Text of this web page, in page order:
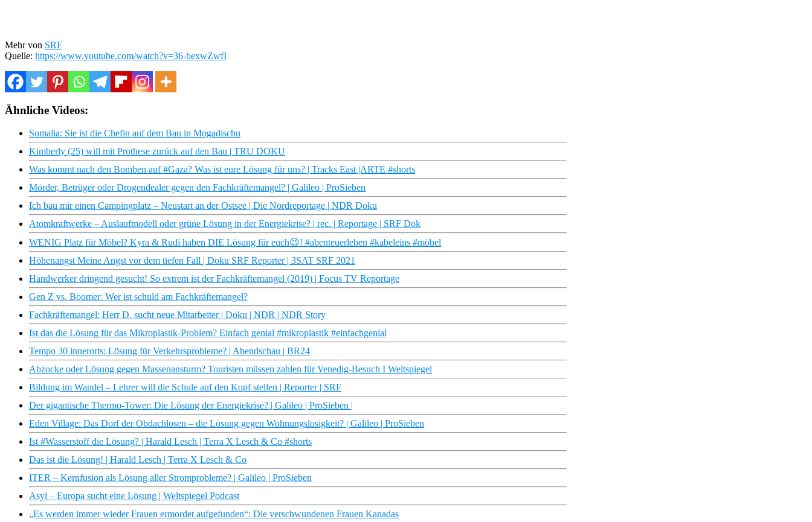
Mehr von SRF
Quelle: https://www.youtube.com/watch?v=36-bexwZwfI
Ähnliche Videos:
Somalia: Sie ist die Chefin auf dem Bau in Mogadischu
Kimberly (25) will mit Prothese zurück auf den Bau | TRU DOKU
Was kommt nach den Bomben auf #Gaza? Was ist eure Lösung für uns? | Tracks East |ARTE #shorts
Mörder, Betrüger oder Drogendealer gegen den Fachkräftemangel? | Galileo | ProSieben
Ich bau mir einen Campingplatz – Neustart an der Ostsee | Die Nordreportage | NDR Doku
Atomkraftwerke – Auslaufmodell oder grüne Lösung in der Energiekrise? | rec. | Reportage | SRF Dok
WENIG Platz für Möbel? Kyra & Rudi haben DIE Lösung für euch😉! #abenteuerleben #kabeleins #möbel
Höhenangst Meine Angst vor dem tiefen Fall | Doku SRF Reporter | 3SAT SRF 2021
Handwerker dringend gesucht! So extrem ist der Fachkräftemangel (2019) | Focus TV Reportage
Gen Z vs. Boomer: Wer ist schuld am Fachkräftemangel?
Fachkräftemangel: Herr D. sucht neue Mitarbeiter | Doku | NDR | NDR Story
Ist das die Lösung für das Mikroplastik-Problem? Einfach genial #mikroplastik #einfachgenial
Tempo 30 innerorts: Lösung für Verkehrsprobleme? | Abendschau | BR24
Abzocke oder Lösung gegen Massenansturm? Touristen müssen zahlen für Venedig-Besuch I Weltspiegel
Bildung im Wandel – Lehrer will die Schule auf den Kopf stellen | Reporter | SRF
Der gigantische Thermo-Tower: Die Lösung der Energiekrise? | Galileo | ProSieben |
Eden Village: Das Dorf der Obdachlosen – die Lösung gegen Wohnungslosigkeit? | Galileo | ProSieben
Ist #Wasserstoff die Lösung? | Harald Lesch | Terra X Lesch & Co #shorts
Das ist die Lösung! | Harald Lesch | Terra X Lesch & Co
ITER – Kernfusion als Lösung aller Stromprobleme? | Galileo | ProSieben
Asyl – Europa sucht eine Lösung | Weltspiegel Podcast
„Es werden immer wieder Frauen ermordet aufgefunden“: Die verschwundenen Frauen Kanadas